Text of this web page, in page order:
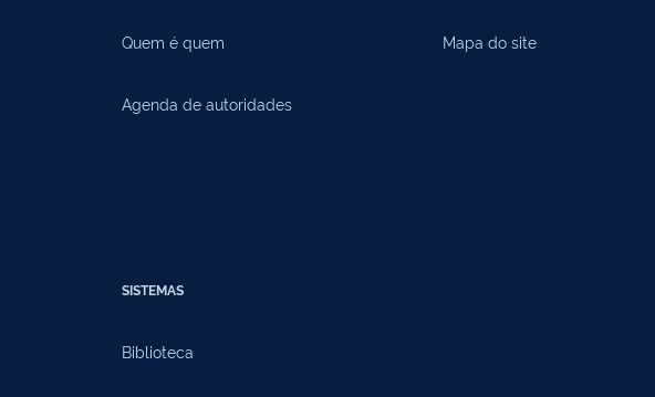
Quem é quem
Agenda de autoridades
Mapa do site
SISTEMAS
Biblioteca